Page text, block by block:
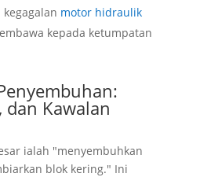
motor hidraulik
kepada ketumpatan
dan Kawalan
ialah "menyembuhkan
blok kering." Ini